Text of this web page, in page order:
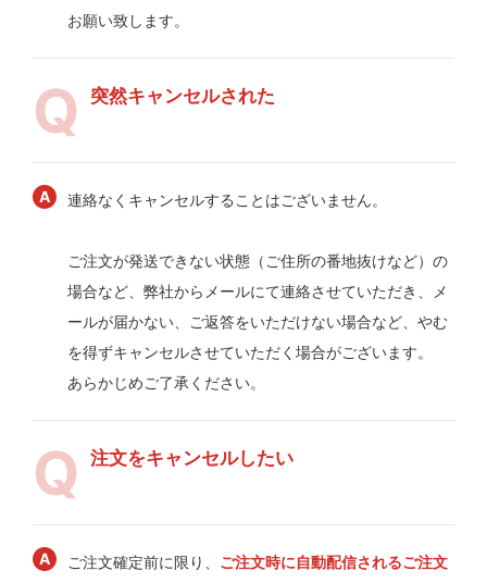
お願い致します。
突然キャンセルされた
連絡なくキャンセルすることはございません。
ご注文が発送できない状態（ご住所の番地抜けなど）の
場合など、弊社からメールにて連絡させていただき、メ
ールが届かない、ご返答をいただけない場合など、やむ
を得ずキャンセルさせていただく場合がございます。
あらかじめご了承ください。
注文をキャンセルしたい
ご注文確定前に限り、 ご注文時に自動配信されるご注文